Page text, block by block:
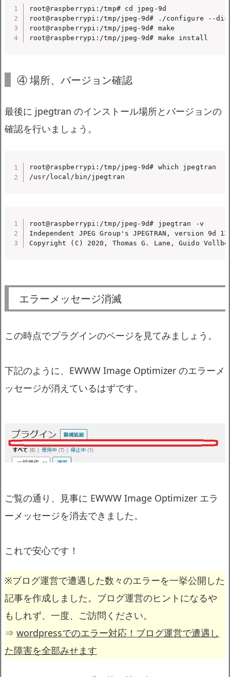
root@raspberrypi:/tmp# cd jpeg-9d
root@raspberrypi:/tmp/jpeg-9d# ./configure --
root@raspberrypi:/tmp/jpeg-9d# make
root@raspberrypi:/tmp/jpeg-9d# make install
④ 場所、バージョン確認
最後に jpegtran のインストール場所とバージョンの
確認を行いましょう。
root@raspberrypi:/tmp/jpeg-9d# which jpegtran
/usr/local/bin/jpegtran
root@raspberrypi:/tmp/jpeg-9d# jpegtran -v
Independent JPEG Group's JPEGTRAN, version 9d
Copyright (C) 2020, Thomas G. Lane, Guido
エラーメッセージ消滅
この時点でプラグインのページを見てみましょう。
下記のように、EWWW Image Optimizer のエラーメ
ッセージが消えているはずです。
ご覧の通り、見事に EWWW Image Optimizer エラ
ーメッセージを消去できました。
これで安心です！
※ブログ運営で遭遇した数々のエラーを一挙公開した
記事を作成しました。ブログ運営のヒントになるや
もしれず、一度、ご訪問ください。
⇒ wordpressでのエラー対応！ブログ運営で遭遇し
た障害を全部みせます